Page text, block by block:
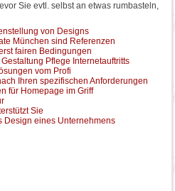
Sie evtl. selbst an etwas rumbasteln,
von Designs
München sind Referenzen
fairen Bedingungen
Pflege Internetauftritts
vom Profi
Ihren spezifischen Anforderungen
für Homepage im Griff
Sie
Design eines Unternehmens